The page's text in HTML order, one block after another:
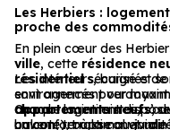
Les Herbiers :
proche des
En plein cœur des
ville, cette résidence
résidentielsécurisé et
environnement
appartementsneufs,
un confort optimal et une
Les intérieurs, baignés
sont agencés pour
chambres, intimistes,
ouverte), où la
Chaque logement
balcon, terrasse ou